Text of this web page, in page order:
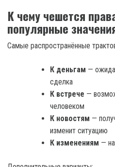
К чему чешется
популярные
Самые распространённые
К деньгам —
сделка
К встрече —
человеком
К новостям —
изменит ситуацию
К изменениям —